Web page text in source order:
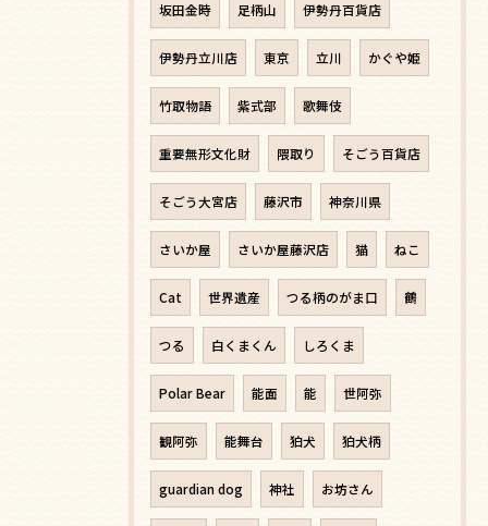
坂田金時 足柄山 伊勢丹百貨店
伊勢丹立川店 東京 立川 かぐや姫
竹取物語 紫式部 歌舞伎
重要無形文化財 隈取り そごう百貨店
そごう大宮店 藤沢市 神奈川県
さいか屋 さいか屋藤沢店 猫 ねこ
Cat 世界遺産 つる柄のがま口 鶴
つる 白くまくん しろくま
Polar Bear 能面 能 世阿弥
観阿弥 能舞台 狛犬 狛犬柄
guardian dog 神社 お坊さん